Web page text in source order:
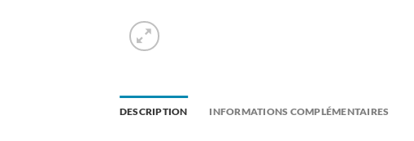
DESCRIPTION INFORMATIONS COMPLÉMENTAIRES